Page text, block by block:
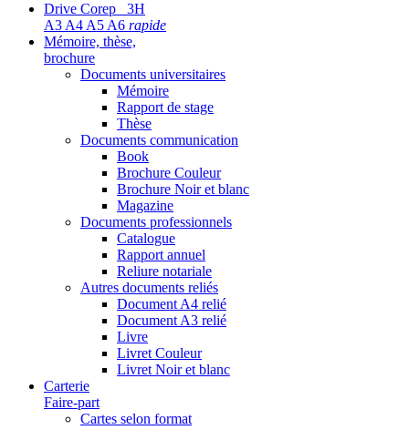
Drive Corep 3H
A3 A4 A5 A6 rapide
Mémoire, thèse,
brochure
Documents universitaires
Mémoire
Rapport de stage
Thèse
Documents communication
Book
Brochure Couleur
Brochure Noir et blanc
Magazine
Documents professionnels
Catalogue
Rapport annuel
Reliure notariale
Autres documents reliés
Document A4 relié
Document A3 relié
Livre
Livret Couleur
Livret Noir et blanc
Carterie
Faire-part
Cartes selon format